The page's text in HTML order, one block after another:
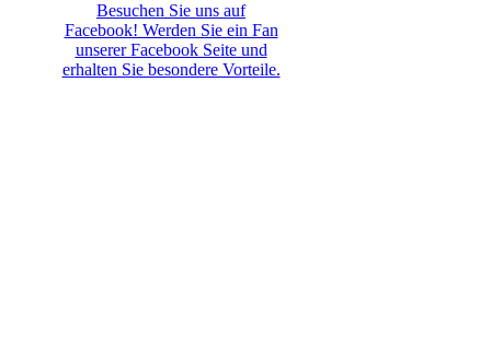
Besuchen Sie uns auf
Facebook! Werden Sie ein Fan
unserer Facebook Seite und
erhalten Sie besondere Vorteile.